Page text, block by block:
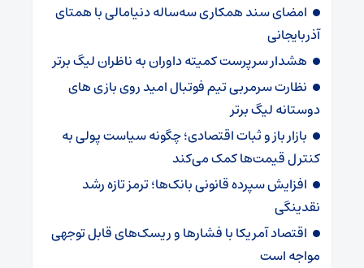
امضای سند همکاری سه‌ساله دنیامالی با همتای
آذربایجانی
هشدار سرپرست ‌کمیته داوران به ناظران لیگ برتر
نظارت سرمربی تیم‌ فوتبال امید روی بازی های
دوستانه لیگ برتر
بازار باز و ثبات اقتصادی؛ چگونه سیاست پولی به
کنترل قیمت‌ها کمک می‌کند
افزایش سپرده قانونی بانک‌ها؛ ترمز تازه رشد
نقدینگی
اقتصاد آمریکا با فشارها و ریسک‌های قابل توجهی
مواجه است